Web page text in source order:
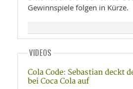
Gewinnspiele folgen in Kürze.
VIDEOS
Cola Code: Sebastian deckt
bei Coca Cola auf